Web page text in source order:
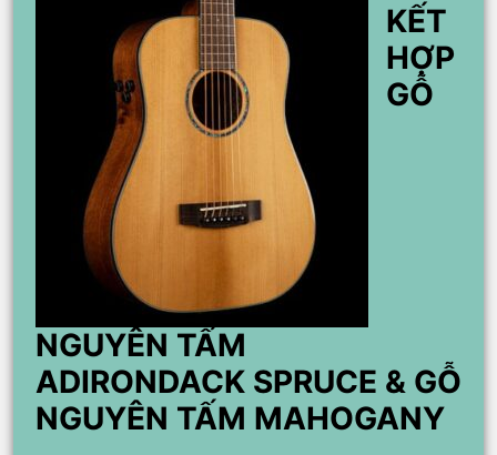
KẾT
HỢP
GỖ
NGUYÊN TẤM
ADIRONDACK SPRUCE & GỖ
NGUYÊN TẤM MAHOGANY